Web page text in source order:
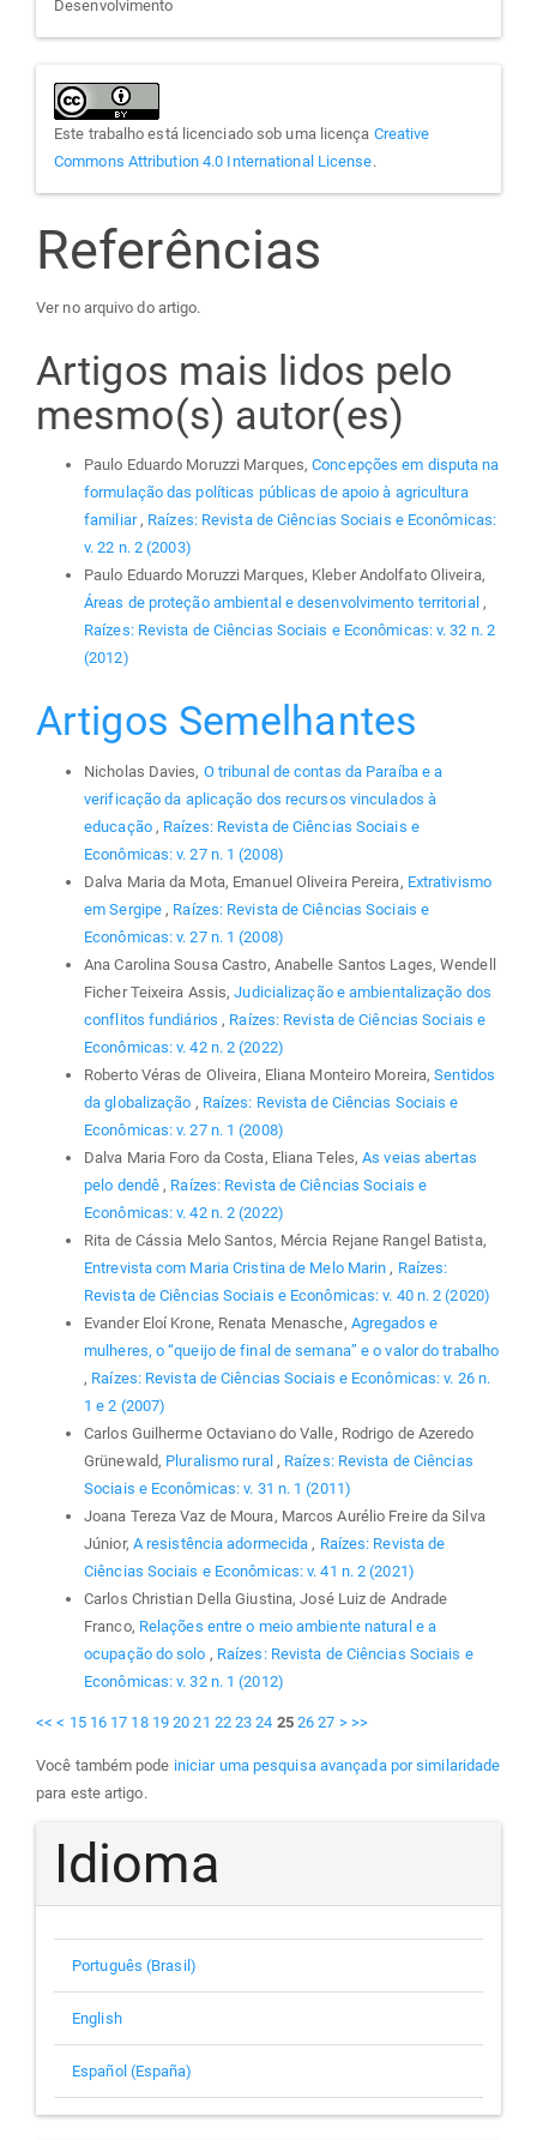
Desenvolvimento
Este trabalho está licenciado sob uma licença Creative
Commons Attribution 4.0 International License.
Referências
Ver no arquivo do artigo.
Artigos mais lidos pelo
mesmo(s) autor(es)
Paulo Eduardo Moruzzi Marques,Concepções em disputa na
formulação das políticas públicas de apoio à agricultura
familiar, Raízes: Revista de Ciências Sociais e Econômicas:
v. 22 n. 2 (2003)
Paulo Eduardo Moruzzi Marques, Kleber Andolfato Oliveira,
Áreas de proteção ambiental e desenvolvimento territorial ,
Raízes: Revista de Ciências Sociais e Econômicas: v. 32 n. 2
(2012)
Artigos Semelhantes
Nicholas Davies, O tribunal de contas da Paraíba e a
verificação da aplicação dos recursos vinculados à
educação , Raízes: Revista de Ciências Sociais e
Econômicas: v. 27 n. 1 (2008)
Dalva Maria da Mota, Emanuel Oliveira Pereira, Extrativismo
em Sergipe , Raízes: Revista de Ciências Sociais e
Econômicas: v. 27 n. 1 (2008)
Ana Carolina Sousa Castro, Anabelle Santos Lages, Wendell
Ficher Teixeira Assis,Judicialização e ambientalização dos
conflitos fundiários , Raízes: Revista de Ciências Sociais e
Econômicas: v. 42 n. 2 (2022)
Roberto Véras de Oliveira, Eliana Monteiro Moreira,Sentidos
da globalização , Raízes: Revista de Ciências Sociais e
Econômicas: v. 27 n. 1 (2008)
Dalva Maria Foro da Costa, Eliana Teles,As veias abertas
pelo dendê , Raízes: Revista de Ciências Sociais e
Econômicas: v. 42 n. 2 (2022)
Rita de Cássia Melo Santos, Mércia Rejane Rangel Batista,
Entrevista com Maria Cristina de Melo Marin , Raízes:
Revista de Ciências Sociais e Econômicas: v. 40 n. 2 (2020)
Evander Eloí Krone, Renata Menasche, Agregados e
mulheres, o “queijo de final de semana” e o valor do trabalho
, Raízes: Revista de Ciências Sociais e Econômicas: v. 26 n.
1 e 2 (2007)
Carlos Guilherme Octaviano do Valle, Rodrigo de Azeredo
Grünewald, Pluralismo rural , Raízes: Revista de Ciências
Sociais e Econômicas: v. 31 n. 1 (2011)
Joana Tereza Vaz de Moura, Marcos Aurélio Freire da Silva
Júnior, A resistência adormecida , Raízes: Revista de
Ciências Sociais e Econômicas: v. 41 n. 2 (2021)
Carlos Christian Della Giustina, José Luiz de Andrade
Franco, Relações entre o meio ambiente natural e a
ocupação do solo , Raízes: Revista de Ciências Sociais e
Econômicas: v. 32 n. 1 (2012)
<< < 15 16 17 18 19 20 21 22 23 24 25 26 27 > >>
Você também pode iniciar uma pesquisa avançada por similaridade
para este artigo.
Idioma
Português (Brasil)
English
Español (España)